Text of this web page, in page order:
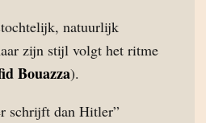
natuurlijk
zijn stijl volgt het ritme
Bouazza).
schrijft dan Hitler”